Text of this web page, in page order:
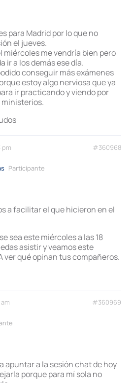
para Madrid por lo que no
el jueves.
miércoles me vendría bien pero
ir a los demás ese día.
conseguir más exámenes
estoy algo nerviosa que ya
ir practicando y viendo por
ministerios.
pm #360968
Participante
a facilitar el que hicieron en el
sea este miércoles a las 18
asistir y veamos este
ver qué opinan tus compañeros.
#360969
apuntar a la sesión chat de hoy
porque para mí sola no